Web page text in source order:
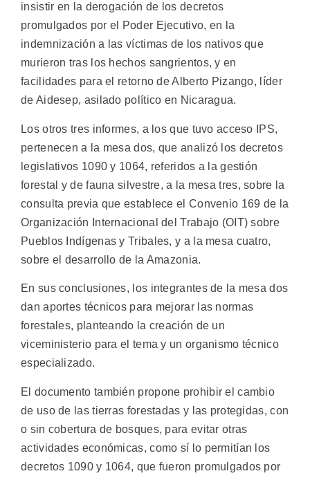
insistir en la derogación de los decretos
promulgados por el Poder Ejecutivo, en la
indemnización a las víctimas de los nativos que
murieron tras los hechos sangrientos, y en
facilidades para el retorno de Alberto Pizango, líder
de Aidesep, asilado político en Nicaragua.
Los otros tres informes, a los que tuvo acceso IPS,
pertenecen a la mesa dos, que analizó los decretos
legislativos 1090 y 1064, referidos a la gestión
forestal y de fauna silvestre, a la mesa tres, sobre la
consulta previa que establece el Convenio 169 de la
Organización Internacional del Trabajo (OIT) sobre
Pueblos Indígenas y Tribales, y a la mesa cuatro,
sobre el desarrollo de la Amazonia.
En sus conclusiones, los integrantes de la mesa dos
dan aportes técnicos para mejorar las normas
forestales, planteando la creación de un
viceministerio para el tema y un organismo técnico
especializado.
El documento también propone prohibir el cambio
de uso de las tierras forestadas y las protegidas, con
o sin cobertura de bosques, para evitar otras
actividades económicas, como sí lo permitían los
decretos 1090 y 1064, que fueron promulgados por